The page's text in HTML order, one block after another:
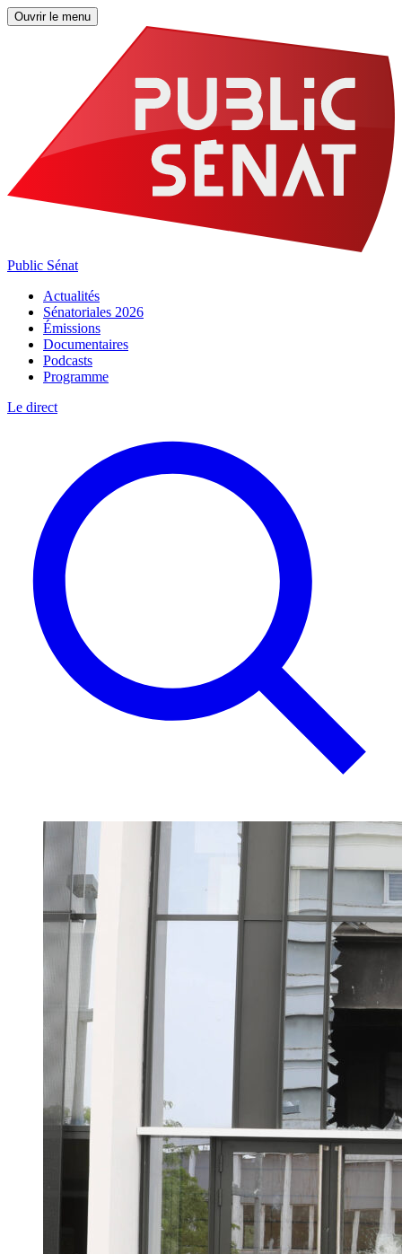
Ouvrir le menu
Public Sénat
Actualités
Sénatoriales 2026
Émissions
Documentaires
Podcasts
Programme
Le direct